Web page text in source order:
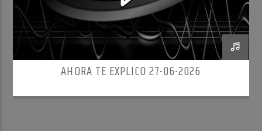
AHORA TE EXPLICO 27-06-2026